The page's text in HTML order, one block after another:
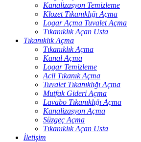
Kanalizasyon Temizleme
Klozet Tıkanıklığı Açma
Logar Açma Tuvalet Açma
Tıkanıklık Açan Usta
Tıkanıklık Açma
Tıkanıklık Açma
Kanal Açma
Logar Temizleme
Acil Tıkanık Açma
Tuvalet Tıkanıklığı Açma
Mutfak Gideri Açma
Lavabo Tıkanıklığı Açma
Kanalizasyon Açma
Süzgeç Açma
Tıkanıklık Açan Usta
İletişim